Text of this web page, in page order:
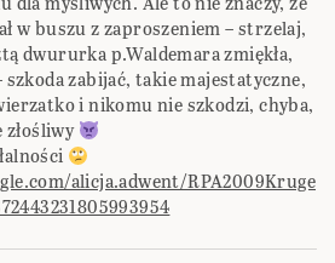
w buszu z zaproszeniem – strzelaj,
dwururka p.Waldemara zmiękła,
szkoda zabijać, takie majestatyczne,
i nikomu nie szkodzi, chyba,
złośliwy
alicja.adwent/RPA2009Kruge